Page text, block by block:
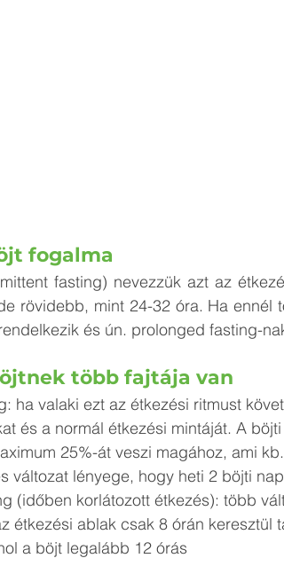
fogalma
fasting) nevezzük azt az
rövidebb, mint 24-32 óra. Ha ennél
és ún. prolonged fasting-
több fajtája van
és a normál étkezési mintáját. A
25%-át veszi magához, ami
változat lényege, hogy heti 2 böjti
étkezési ablak csak 8 órán keresztül
a böjt legalább 12 órás